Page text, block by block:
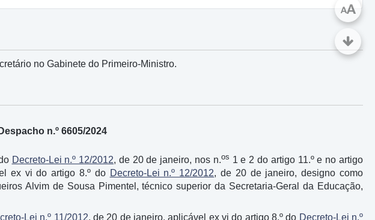
no Gabinete do Primeiro-Ministro.
Despacho n.º 6605/2024
Decreto-Lei n.º 12/2012, de 20 de janeiro, nos n.os 1 e 2 do artigo 11.º e no artigo
ex vi do artigo 8.º do Decreto-Lei n.º 12/2012, de 20 de janeiro, designo como
Alvim de Sousa Pimentel, técnico superior da Secretaria-Geral da Educação,
Lei n.º 11/2012, de 20 de janeiro, aplicável ex vi do artigo 8.º do Decreto-Lei n.º
AA